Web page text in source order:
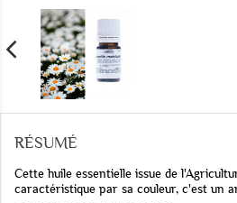
RÉSUMÉ
Cette huile essentielle issue de
caractéristique par sa couleur, c'est un